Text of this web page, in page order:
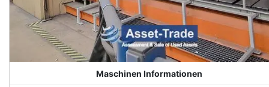
Maschinen Informationen